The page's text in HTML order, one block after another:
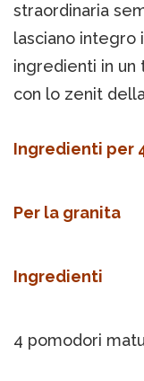
straordinaria
lasciano integro
ingredienti in un
con lo zenit
Ingredienti per
Per la granita
Ingredienti
4 pomodori